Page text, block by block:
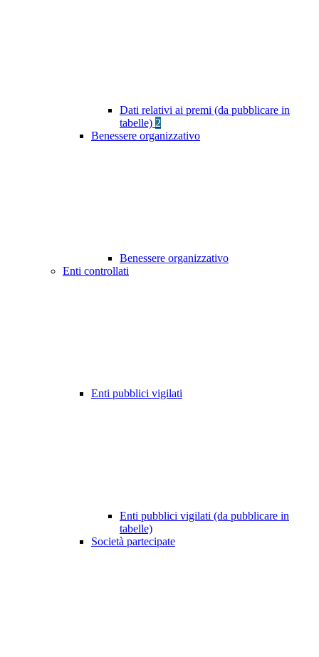
Dati relativi ai premi (da pubblicare in
tabelle) 2
Benessere organizzativo
Benessere organizzativo
Enti controllati
Enti pubblici vigilati
Enti pubblici vigilati (da pubblicare in
tabelle)
Società partecipate